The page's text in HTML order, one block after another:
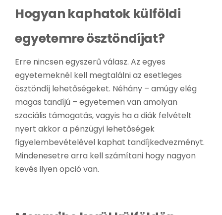
Hogyan kaphatok külföldi
egyetemre ösztöndíjat?
Erre nincsen egyszerű válasz. Az egyes
egyetemeknél kell megtalálni az esetleges
ösztöndíj lehetőségeket. Néhány – amúgy elég
magas tandíjú – egyetemen van amolyan
szociális támogatás, vagyis ha a diák felvételt
nyert akkor a pénzügyi lehetőségek
figyelembevételével kaphat tandíjkedvezményt.
Mindenesetre arra kell számítani hogy nagyon
kevés ilyen opció van.